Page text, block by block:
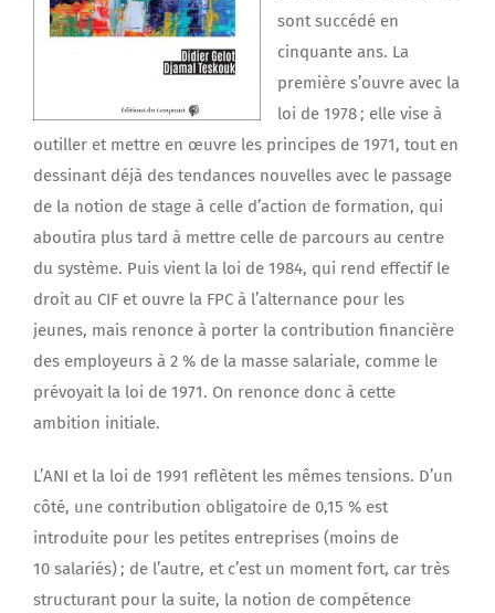
sont succédé en
cinquante ans. La
première s’ouvre avec la
loi de 1978 ; elle vise à
outiller et mettre en œuvre les principes de 1971, tout en
dessinant déjà des tendances nouvelles avec le passage
de la notion de stage à celle d’action de formation, qui
aboutira plus tard à mettre celle de parcours au centre
du système. Puis vient la loi de 1984, qui rend effectif le
droit au CIF et ouvre la FPC à l’alternance pour les
jeunes, mais renonce à porter la contribution financière
des employeurs à 2 % de la masse salariale, comme le
prévoyait la loi de 1971. On renonce donc à cette
ambition initiale.
L’ANI et la loi de 1991 reflètent les mêmes tensions. D’un
côté, une contribution obligatoire de 0,15 % est
introduite pour les petites entreprises (moins de
10 salariés) ; de l’autre, et c’est un moment fort, car très
structurant pour la suite, la notion de compétence